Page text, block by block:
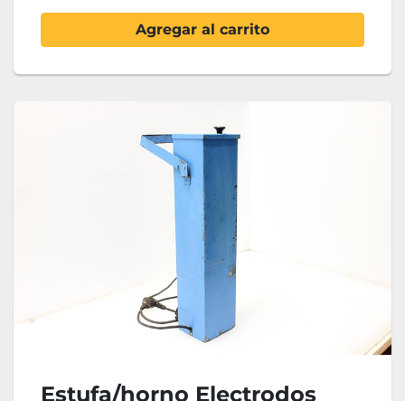
Agregar al carrito
Estufa/horno Electrodos